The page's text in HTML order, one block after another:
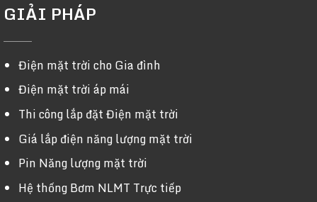
GIẢI PHÁP
Điện mặt trời cho Gia đình
Điện mặt trời áp mái
Thi công lắp đặt Điện mặt trời
Giá lắp điện năng lượng mặt trời
Pin Năng lượng mặt trời
Hệ thống Bơm NLMT Trực tiếp